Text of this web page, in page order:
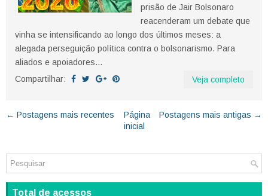
prisão de Jair Bolsonaro
reacenderam um debate que
vinha se intensificando ao longo dos últimos meses: a
alegada perseguição política contra o bolsonarismo. Para
aliados e apoiadores...
Compartilhar:
Veja completo
← Postagens mais recentes Postagens mais antigas →
Página
inicial
Total de acessos